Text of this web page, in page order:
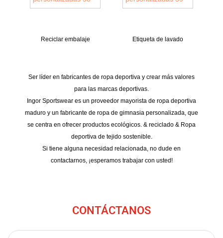
Reciclar embalaje Etiqueta de lavado
Ser líder en fabricantes de ropa deportiva y crear más valores
para las marcas deportivas.
Ingor Sportswear es un proveedor mayorista de ropa deportiva
maduro y un fabricante de ropa de gimnasia personalizada, que
se centra en ofrecer productos ecológicos. & reciclado & Ropa
deportiva de tejido sostenible.
Si tiene alguna necesidad relacionada, no dude en
contactarnos, ¡esperamos trabajar con usted!
CONTÁCTANOS